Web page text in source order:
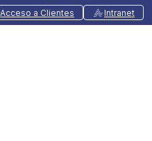
Acceso a Clientes Intranet